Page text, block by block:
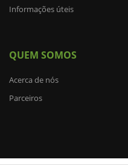
Informações úteis
QUEM SOMOS
Acerca de nós
Parceiros